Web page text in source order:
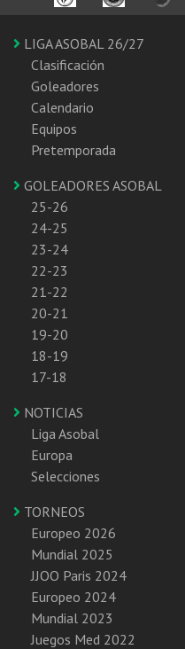
LIGA ASOBAL 26/27
Clasificación
Goleadores
Calendario
Equipos
Pretemporada
GOLEADORES ASOBAL
25-26
24-25
23-24
22-23
21-22
20-21
19-20
18-19
17-18
NOTICIAS
Liga Asobal
Europa
Selecciones
TORNEOS
Europeo 2026
Mundial 2025
JJOO Paris 2024
Europeo 2024
Mundial 2023
Juegos Med 2022